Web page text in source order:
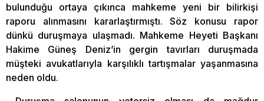
bulunduğu ortaya çıkınca mahkeme yeni bir bilirkişi
raporu alınmasını kararlaştırmıştı. Söz konusu rapor
dünkü duruşmaya ulaşmadı. Mahkeme Heyeti Başkanı
Hakime Güneş Deniz’in gergin tavırları duruşmada
müşteki avukatlarıyla karşılıklı tartışmalar yaşanmasına
neden oldu.